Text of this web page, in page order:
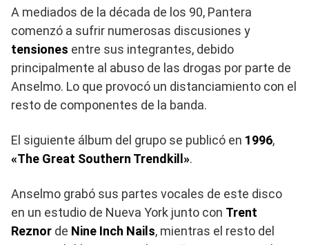
A mediados de la década de los 90, Pantera
comenzó a sufrir numerosas discusiones y
tensiones entre sus integrantes, debido
principalmente al abuso de las drogas por parte de
Anselmo. Lo que provocó un distanciamiento con el
resto de componentes de la banda.
El siguiente álbum del grupo se publicó en 1996,
«The Great Southern Trendkill».
Anselmo grabó sus partes vocales de este disco
en un estudio de Nueva York junto con Trent
Reznor de Nine Inch Nails, mientras el resto del